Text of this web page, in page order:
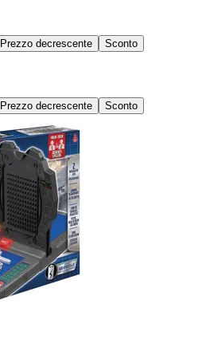
Prezzo decrescente Sconto
Prezzo decrescente Sconto